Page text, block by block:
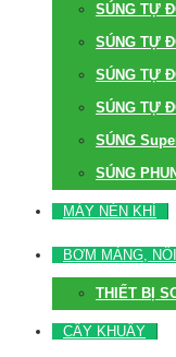
SÚNG TỰ
SÚNG TỰ
SÚNG TỰ
SÚNG TỰ
SÚNG
SÚNG
MÁY NÉN KHÍ
BƠM MÀNG,
THIẾT BỊ
CÂY KHUẤY